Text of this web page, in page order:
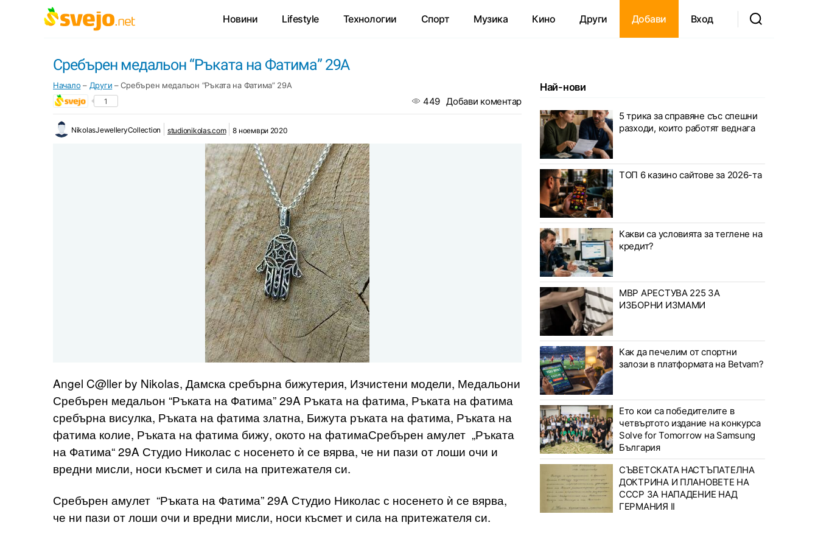
Новини Lifestyle Технологии Спорт Музика Кино Други Добави Вход
Сребърен медальон “Ръката на Фатима” 29A
Начало – Други –Сребърен медальон “Ръката на Фатима” 29A
1 449 Добави коментар
NikolasJewelleryCollection studionikolas.com 8 ноември 2020
Angel C@ller by Nikolas, Дамска сребърна бижутерия, Изчистени модели, Медальони
Сребърен медальон “Ръката на Фатима” 29A Ръката на фатима, Ръката на фатима
сребърна висулка, Ръката на фатима златна, Бижута ръката на фатима, Ръката на
фатима колие, Ръката на фатима бижу, окото на фатимаСребърен амулет „Ръката
на Фатима“ 29A Студио Николас с носенето ѝ се вярва, че ни пази от лоши очи и
вредни мисли, носи късмет и сила на притежателя си.
Сребърен амулет “Ръката на Фатима” 29A Студио Николас с носенето ѝ се вярва,
че ни пази от лоши очи и вредни мисли, носи късмет и сила на притежателя си.
Най-нови
5 трика за справяне със спешни
разходи, които работят веднага
ТОП 6 казино сайтове за 2026-та
Какви са условията за теглене на
кредит?
МВР АРЕСТУВА 225 ЗА
ИЗБОРНИ ИЗМАМИ
Как да печелим от спортни
залози в платформата на Betvam?
Ето кои са победителите в
четвъртото издание на конкурса
Solve for Tomorrow на Samsung
България
СЪВЕТСКАТА НАСТЪПАТЕЛНА
ДОКТРИНА И ПЛАНОВЕТЕ НА
СССР ЗА НАПАДЕНИЕ НАД
ГЕРМАНИЯ II